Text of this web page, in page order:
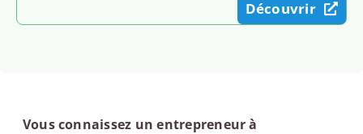
Découvrir
Vous connaissez un entrepreneur à